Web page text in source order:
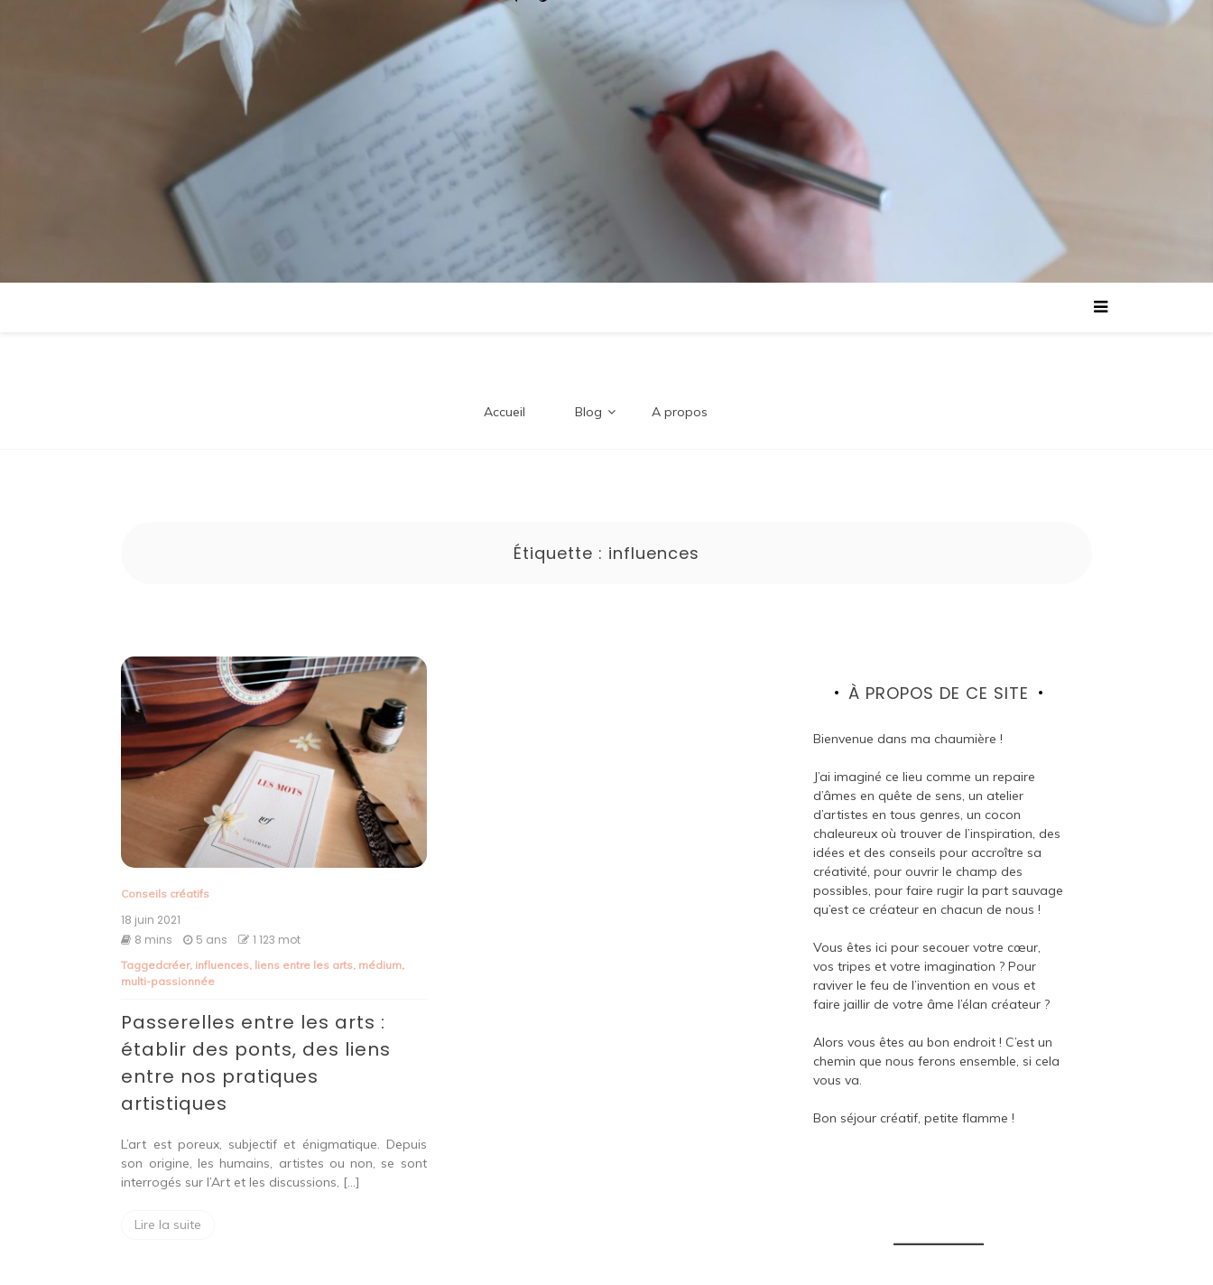
Accueil Blog A propos
Étiquette : influences
Conseils créatifs
18 juin 2021
8 mins
5 ans 1 123 mot
Taggedcréer, influences, liens entre les arts, médium,
multi-passionnée
Passerelles entre les arts :
établir des ponts, des liens
entre nos pratiques
artistiques
L’art est poreux, subjectif et énigmatique. Depuis
son origine, les humains, artistes ou non, se sont
interrogés sur l’Art et les discussions, […]
Lire la suite
À PROPOS DE CE SITE
Bienvenue dans ma chaumière !
J’ai imaginé ce lieu comme un repaire
d’âmes en quête de sens, un atelier
d’artistes en tous genres, un cocon
chaleureux où trouver de l’inspiration, des
idées et des conseils pour accroître sa
créativité, pour ouvrir le champ des
possibles, pour faire rugir la part sauvage
qu’est ce créateur en chacun de nous !
Vous êtes ici pour secouer votre cœur,
vos tripes et votre imagination ? Pour
raviver le feu de l’invention en vous et
faire jaillir de votre âme l’élan créateur ?
Alors vous êtes au bon endroit ! C’est un
chemin que nous ferons ensemble, si cela
vous va.
Bon séjour créatif, petite flamme !